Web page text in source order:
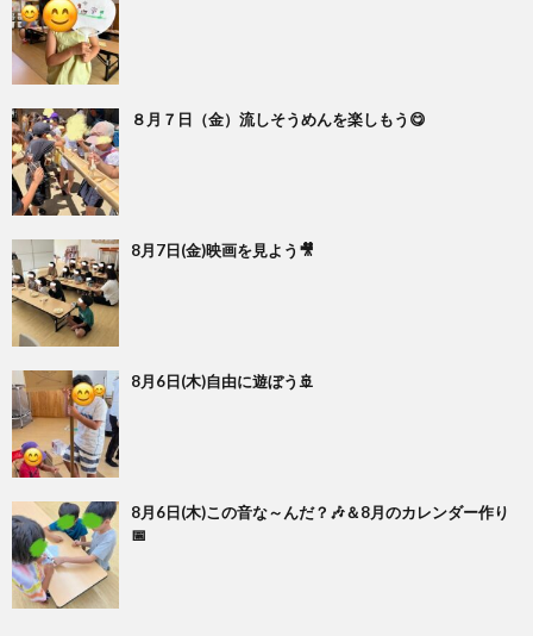
８月７日（金）流しそうめんを楽しもう😋
8月7日(金)映画を見よう🎥
8月6日(木)自由に遊ぼう🚢
8月6日(木)この音な～んだ？🎶＆8月のカレンダー作り
📅